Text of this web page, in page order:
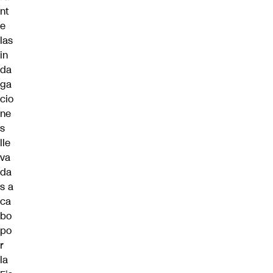
nt
e
las
in
da
ga
cio
ne
s
lle
va
da
s a
ca
bo
po
r
la